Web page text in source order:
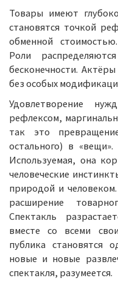
Товары имеют
становятся точкой
обменной
Роли
бесконечности.
без особых
Удовлетворение
рефлексом,
так это
остального) в
Используемая, она
человеческие
природой и
расширение
Спектакль
вместе со всеми
публика становятся
новые и новые
спектакля, разумеется.